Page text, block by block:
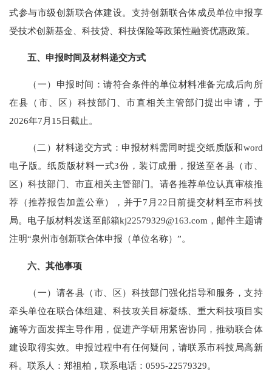
式参与市级创新联合体建设。支持创新联合体成员单位申报享
受技术创新基金、科技贷、科技保险等政策性融资优惠政策。
五、申报时间及材料递交方式
（一）申报时间：请符合条件的单位材料准备完成后向所
在县（市、区）科技部门、市直相关主管部门提出申请，于
2026年7月15日截止。
（二）材料递交方式：申报材料需同时提交纸质版和word
电子版。纸质版材料一式3份，装订成册，报送至各县（市、
区）科技部门、市直相关主管部门。请各推荐单位认真审核推
荐（推荐报告加盖公章），并于7月22日前提交材料至市科技
局。电子版材料发送至邮箱kj22579329@163.com，邮件主题请
注明“泉州市创新联合体申报（单位名称）”。
六、其他事项
（一）请各县（市、区）科技部门强化指导和服务，支持
牵头单位在联合体组建、科技攻关目标凝练、重大科技项目实
施等方面发挥主导作用，促进产学研用紧密协同，推动联合体
建设取得实效。申报过程中有任何疑问，请联系市科技局高新
科。联系人：郑祖柏，联系电话：0595-22579329。